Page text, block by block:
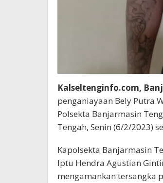
Kalseltenginfo.com,
penganiayaan Bely Putra
Polsekta Banjarmasin
Tengah, Senin (6/2/2023)
Kapolsekta Banjarmasin
Iptu Hendra Agustian
mengamankan tersangka